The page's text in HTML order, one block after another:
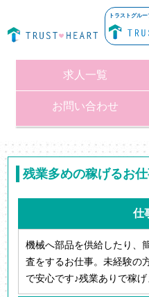
トラストグル
求人一覧
お問い合わせ
残業多めの稼げるお
仕
機械へ部品を供給したり、
査をするお仕事。未経験の
で安心です♪残業ありで稼げ